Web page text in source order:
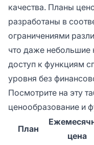
качества. Планы
разработаны в
ограничениями
что даже небольшие
доступ к функциям
уровня без
Посмотрите на эту
ценообразование и
План
цена